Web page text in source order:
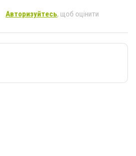
Авторизуйтесь, щоб оцінити